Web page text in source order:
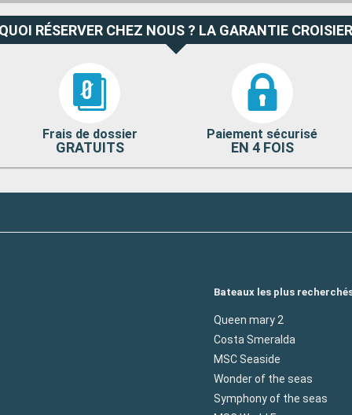
RÉSERVER CHEZ NOUS ? LA GARANTIE
Frais de dossier
GRATUITS
Paiement sécurisé
EN 4 FOIS
Bateaux les plus
Queen mary 2
Costa Smeralda
MSC Seaside
Wonder of the seas
Symphony of the seas